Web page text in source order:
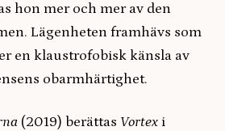
hon mer och mer av den
Lägenheten framhävs som
en klaustrofobisk känsla av
obarmhärtighet.
(2019) berättas Vortex i